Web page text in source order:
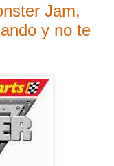
Jam,
y no te